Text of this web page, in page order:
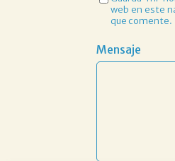
web en este
que comente.
Mensaje